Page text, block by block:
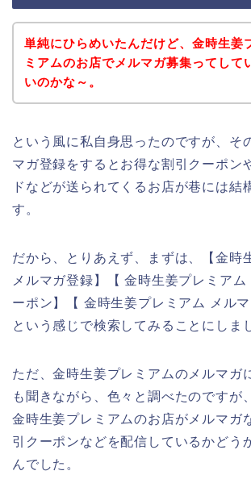
単純にひらめいたんだけど、金時生姜
ミアムのお店でメルマガ募集ってして
いのかな～。
という風に私自身思ったのですが、そ
マガ登録をするとお得な割引クーポン
ドなどが送られてくるお店が巷には結
す。
だから、とりあえず、まずは、【金時
メルマガ登録】【 金時生姜プレミアム
ーポン】【 金時生姜プレミアム メルマ
という感じで検索してみることにしま
ただ、金時生姜プレミアムのメルマガ
も聞きながら、色々と調べたのですが
金時生姜プレミアムのお店がメルマガ
引クーポンなどを配信しているかどう
んでした。